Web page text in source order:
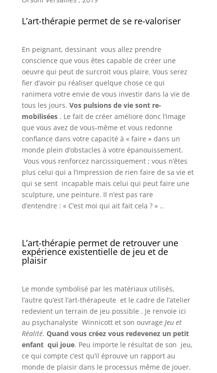
L’art-thérapie permet de se re-valoriser
En peignant, dessinant vous allez prendre
conscience que vous êtes capable de créer une
oeuvre qui peut de surcroit vous plaire. Vous serez
fier d’avoir pu réaliser quelque chose ce qui
ranimera votre envie de vous investir dans la vie de
tous les jours. Vos pulsions de vie sont re-
mobilisées. Le fait de créer améliore donc l’image
que vous avez de vous-même et vous redonne
confiance dans votre capacité à « faire » dans un
monde plein d’obstacles à votre épanouissement.
Vous vous renforcez narcissiquement ; vous n’êtes
plus celui qui a l’impression de rien faire de sa vie et
qui se sent incapable mais celui qui peut faire une
sculpture, une peinture. Il n’est pas rare
d’entendre : « C’est moi qui ait fait cela ? » ..
L’art-thérapie permet de retrouver une
expérience existentielle de jeu et de
plaisir
Le monde symbolisé par les matériaux utilisés,
l’autre qu’est l’art-thérapeute et le cadre de l’atelier
redevient un terrain de jeu possible . Je renvoie ici
au psychanalyste Winnicott et son ouvrage Jeu et
Réalité. Quand vous créez vous redevenez un petit
enfant qui joue. Peu importe le résultat de son jeu,
ce qui compte c’est qu’il éprouve un rapport au
monde de plaisir dans le processus même de jouer.